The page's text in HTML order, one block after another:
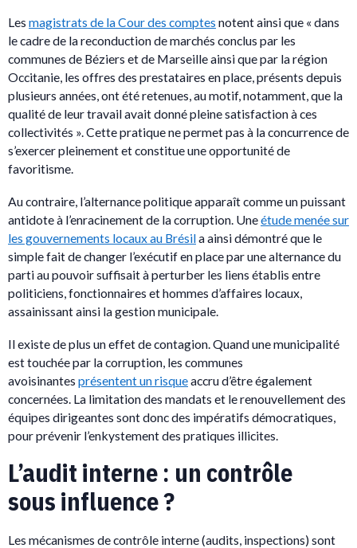
Les magistrats de la Cour des comptes notent ainsi que « dans
le cadre de la reconduction de marchés conclus par les
communes de Béziers et de Marseille ainsi que par la région
Occitanie, les offres des prestataires en place, présents depuis
plusieurs années, ont été retenues, au motif, notamment, que la
qualité de leur travail avait donné pleine satisfaction à ces
collectivités ». Cette pratique ne permet pas à la concurrence de
s’exercer pleinement et constitue une opportunité de
favoritisme.
Au contraire, l’alternance politique apparaît comme un puissant
antidote à l’enracinement de la corruption. Uneétude menée sur
les gouvernements locaux au Brésila ainsi démontré que le
simple fait de changer l’exécutif en place par une alternance du
parti au pouvoir suffisait à perturber les liens établis entre
politiciens, fonctionnaires et hommes d’affaires locaux,
assainissant ainsi la gestion municipale.
Il existe de plus un effet de contagion. Quand une municipalité
est touchée par la corruption, les communes
avoisinantes présentent un risqueaccru d’être également
concernées. La limitation des mandats et le renouvellement des
équipes dirigeantes sont donc des impératifs démocratiques,
pour prévenir l’enkystement des pratiques illicites.
L’audit interne : un contrôle
sous influence ?
Les mécanismes de contrôle interne (audits, inspections) sont